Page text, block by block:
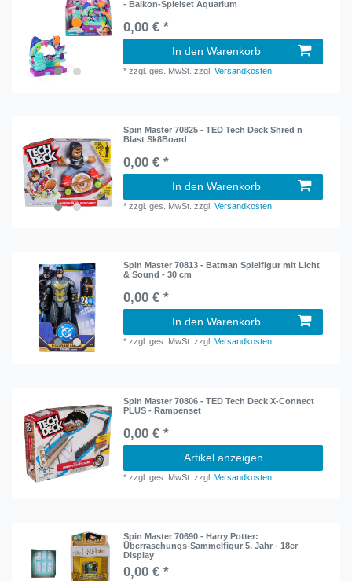
- Balkon-Spielset Aquarium
0,00 € *
In den Warenkorb
*zzgl. ges. MwSt. zzgl.Versandkosten
Spin Master 70825 - TED Tech Deck Shred n
Blast Sk8Board
0,00 € *
In den Warenkorb
*zzgl. ges. MwSt. zzgl.Versandkosten
Spin Master 70813 - Batman Spielfigur mit Licht
& Sound - 30 cm
0,00 € *
In den Warenkorb
*zzgl. ges. MwSt. zzgl.Versandkosten
Spin Master 70806 - TED Tech Deck X-Connect
PLUS - Rampenset
0,00 € *
Artikel anzeigen
*zzgl. ges. MwSt. zzgl.Versandkosten
Spin Master 70690 - Harry Potter:
Überraschungs-Sammelfigur 5. Jahr - 18er
Display
0,00 € *